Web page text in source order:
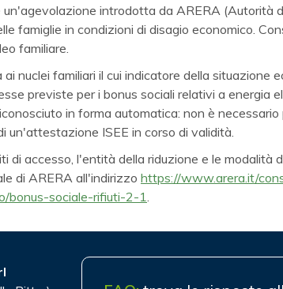
un'agevolazione introdotta da ARERA (Autorità
famiglie in condizioni di disagio economico.
familiare.
nuclei familiari il cui indicatore della situazione
previste per i bonus sociali relativi a energia
in forma automatica: non è
un'attestazione ISEE in corso di validità.
di accesso, l'entità della riduzione e le modalità
di ARERA all'indirizzo https://www.arera.it/
bonus-sociale-rifiuti-2-1